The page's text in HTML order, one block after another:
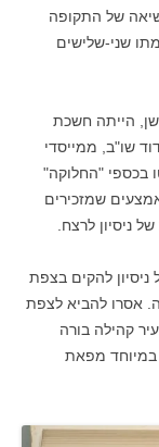
של התקופה
שני-שלישים
הייתה חשכת
שו"ב, ממייסדי
בכספי "החלוקה"
שמזכירים
ניסיון לרצח.
להקים בצפת
אסרו להביא לצפת
קהילה בורה
במיוחד מפאת